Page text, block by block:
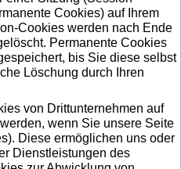
Cookies) auf Ihrem
Cookies werden nach Ende
Permanente Cookies
bis Sie diese selbst
Löschung durch Ihren
von Drittunternehmen auf
wenn Sie unsere Seite
Diese ermöglichen uns oder
Dienstleistungen des